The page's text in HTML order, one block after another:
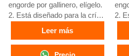
engorde por gallinero, elígelo.
2. Está diseñado para la cría
de pollos de engorde de 1 a
45 días de edad, listos para el
mercado.
Leer más
2.
de
45